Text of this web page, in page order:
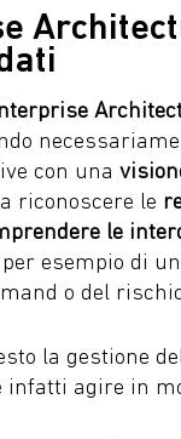
con una
riconoscere le
le
esempio di
o del
la gestione
infatti agire in